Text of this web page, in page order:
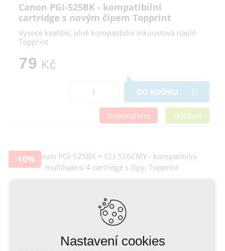
Canon PGI-525BK - kompatibilní
cartridge s novým čipem Topprint
Vysoce kvalitní, plně kompatibilní inkoustová náplň
Topprint
79 Kč
DO KOŠÍKU
Doporučeno skladem
-10%
Nastavení cookies